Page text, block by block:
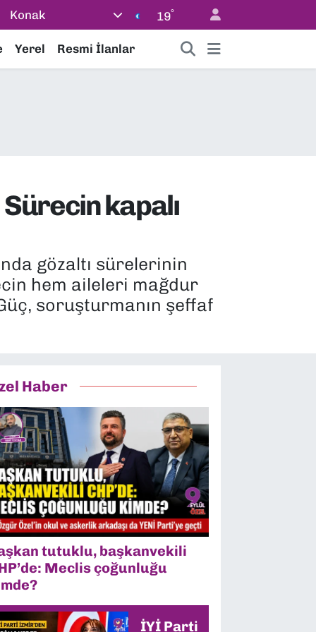
Konak 19°
Yerel Resmi İlanlar
kapalı
gözaltı sürelerinin
hem aileleri mağdur
soruşturmanın şeffaf
Haber
tutuklu, başkanvekili
Meclis çoğunluğu
İYİ Parti